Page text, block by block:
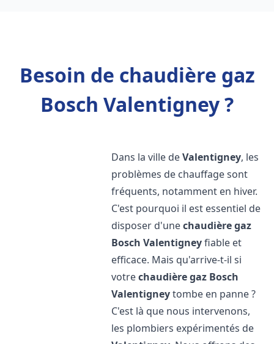
Besoin de chaudière gaz
Bosch Valentigney ?
Dans la ville deValentigney, les
problèmes de chauffage sont
fréquents, notamment en hiver.
C'est pourquoi il est essentiel de
disposer d'unechaudière gaz
Bosch Valentigneyfiable et
efficace. Mais qu'arrive-t-il si
votrechaudière gaz Bosch
Valentigneytombe en panne ?
C'est là que nous intervenons,
les plombiers expérimentés de